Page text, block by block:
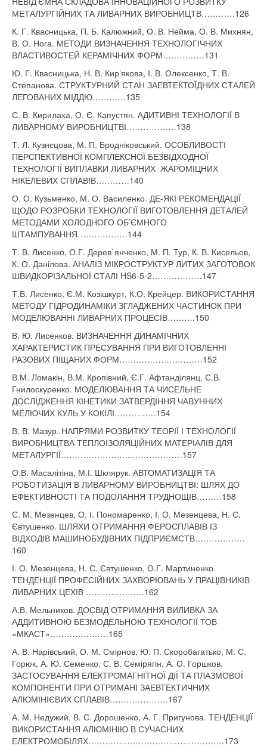
МЕТАЛУРГІЙНИХ ТА ЛИВАРНИХ ВИРОБНИЦТВ…………126
К. Г. Квасницька, П. Б. Калюжний, О. В. Нейма, О. В. Михнян,
В. О. Нога. МЕТОДИ ВИЗНАЧЕННЯ ТЕХНОЛОГІЧНИХ
ВЛАСТИВОСТЕЙ КЕРАМІЧНИХ ФОРМ……………131
Ю. Г. Квасницька, Н. В. Кир’якова, І. В. Олексенко, Т. В.
Степанова. СТРУКТУРНИЙ СТАН ЗАЕВТЕКТОЇДНИХ СТАЛЕЙ
ЛЕГОВАНИХ МІДДЮ…………135
С. В. Кирилаха, О. Є. Капустян. АДИТИВНІ ТЕХНОЛОГІЇ В
ЛИВАРНОМУ ВИРОБНИЦТВІ………………138
Т. Л. Кузнєцова, М. П. Бродніковський. ОСОБЛИВОСТІ
ПЕРСПЕКТИВНОЇ КОМПЛЕКСНОЇ БЕЗВІДХОДНОЇ
ТЕХНОЛОГІЇ ВИПЛАВКИ ЛИВАРНИХ ЖАРОМІЦНИХ
НІКЕЛЕВИХ СПЛАВІВ…………140
О. О. Кузьменко, М. О. Василенко. ДЕ-ЯКІ РЕКОМЕНДАЦІЇ
ЩОДО РОЗРОБКИ ТЕХНОЛОГІЇ ВИГОТОВЛЕННЯ ДЕТАЛЕЙ
МЕТОДАМИ ХОЛОДНОГО ОБ’ЄМНОГО
ШТАМПУВАННЯ………………144
Т. В. Лисенко, О.Г. Дерев`янченко, М. П. Тур, К. В. Кисельов,
К. О. Данілова. АНАЛІЗ МІКРОСТРУКТУР ЛИТИХ ЗАГОТОВОК
ШВИДКОРІЗАЛЬНОЇ СТАЛІ HS6-5-2………………147
Т.В. Лисенко, Є.М. Козішкурт, К.О. Крейцер. ВИКОРИСТАННЯ
МЕТОДУ ГІДРОДИНАМІКИ ЗГЛАДЖЕНИХ ЧАСТИНОК ПРИ
МОДЕЛЮВАННІ ЛИВАРНИХ ПРОЦЕСІВ……….150
В. Ю. Лисенков. ВИЗНАЧЕННЯ ДИНАМІЧНИХ
ХАРАКТЕРИСТИК ПРЕСУВАННЯ ПРИ ВИГОТОВЛЕННІ
РАЗОВИХ ПІЩАНИХ ФОРМ…………………………152
В.М. Ломакін, В.М. Кропівний, Є.Г. Афтанділянц, С.В.
Гнилоскуренко. МОДЕЛЮВАННЯ ТА ЧИСЕЛЬНЕ
ДОСЛІДЖЕННЯ КІНЕТИКИ ЗАТВЕРДІННЯ ЧАВУННИХ
МЕЛЮЧИХ КУЛЬ У КОКІЛІ……………154
В. В. Мазур. НАПРЯМИ РОЗВИТКУ ТЕОРІЇ І ТЕХНОЛОГІЇ
ВИРОБНИЦТВА ТЕПЛОІЗОЛЯЦІЙНИХ МАТЕРІАЛІВ ДЛЯ
МЕТАЛУРГІЇ……………………..………………157
О.В. Масалітіна, М.І. Шклярук. АВТОМАТИЗАЦІЯ ТА
РОБОТИЗАЦІЯ В ЛИВАРНОМУ ВИРОБНИЦТВІ: ШЛЯХ ДО
ЕФЕКТИВНОСТІ ТА ПОДОЛАННЯ ТРУДНОЩІВ………158
С. М. Мезенцев, О. І. Пономаренко, І. О. Мезенцева, Н. С.
Євтушенко. ШЛЯХИ ОТРИМАННЯ ФЕРОСПЛАВІВ ІЗ
ВІДХОДІВ МАШИНОБУДІВНИХ ПІДПРИЄМСТВ………………
160
І. О. Мезенцева, Н. С. Євтушенко, О.Г. Мартиненко.
ТЕНДЕНЦІЇ ПРОФЕСІЙНИХ ЗАХВОРЮВАНЬ У ПРАЦІВНИКІВ
ЛИВАРНИХ ЦЕХІВ …………………162
А.В. Мельников. ДОСВІД ОТРИМАННЯ ВИЛИВКА ЗА
АДДИТИВНОЮ БЕЗМОДЕЛЬНОЮ ТЕХНОЛОГІЇ ТОВ
«МКАСТ»…………………165
А. В. Нарівський, О. М. Смірнов, Ю. П. Скоробагатько, М. С.
Горюк, А. Ю. Семенко, С. В. Семірягін, А. О. Горшков.
ЗАСТОСУВАННЯ ЕЛЕКТРОМАГНІТНОЇ ДІЇ ТА ПЛАЗМОВОЇ
КОМПОНЕНТИ ПРИ ОТРИМАНІ ЗАЕВТЕКТИЧНИХ
АЛЮМІНІЄВИХ СПЛАВІВ…………………167
А. М. Недужий, В. С. Дорошенко, А. Г. Пригунова. ТЕНДЕНЦІЇ
ВИКОРИСТАННЯ АЛЮМІНІЮ В СУЧАСНИХ
ЕЛЕКТРОМОБІЛЯХ………………………………………….173